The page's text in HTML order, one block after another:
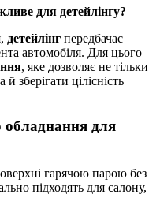
для детейлінгу?
детейлінг передбачає
автомобіля. Для цього
, яке дозволяє не тільки
зберігати цілісність
обладнання для
гарячою парою без
підходять для салону,